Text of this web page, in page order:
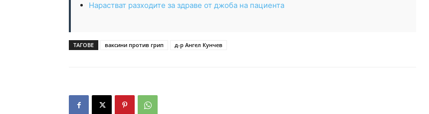
Нарастват разходите за здраве от джоба на пациента
ТАГОВЕ ваксини против грип д-р Ангел Кунчев